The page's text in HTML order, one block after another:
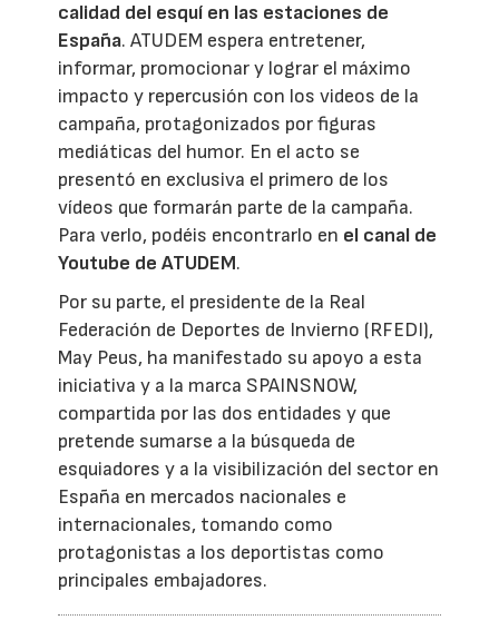
calidad del esquí en las estaciones de
España. ATUDEM espera entretener,
informar, promocionar y lograr el máximo
impacto y repercusión con los videos de la
campaña, protagonizados por figuras
mediáticas del humor. En el acto se
presentó en exclusiva el primero de los
vídeos que formarán parte de la campaña.
Para verlo, podéis encontrarlo en el canal de
Youtube de ATUDEM.
Por su parte, el presidente de la Real
Federación de Deportes de Invierno (RFEDI),
May Peus, ha manifestado su apoyo a esta
iniciativa y a la marca SPAINSNOW,
compartida por las dos entidades y que
pretende sumarse a la búsqueda de
esquiadores y a la visibilización del sector en
España en mercados nacionales e
internacionales, tomando como
protagonistas a los deportistas como
principales embajadores.